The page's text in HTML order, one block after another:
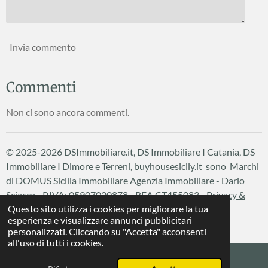
Questo sito utilizza i cookies per migliorare la tua
esperienza e visualizzare annunci pubblicitari
personalizzati. Cliccando su "Accetta" acconsenti
all'uso di tutti i cookies.
Invia commento
Commenti
Non ci sono ancora commenti.
© 2025-2026 DSImmobiliare.it, DS Immobiliare I Catania, DS
Immobiliare I Dimore e Terreni, buyhousesicily.it sono Marchi
di DOMUS Sicilia ImmobiliareAgenzia Immobiliare - Dario
Sciacca - P.IVA: 05907020878 - REA CT455083 -Privacy &
Cookie Policy
Fornito daWebador